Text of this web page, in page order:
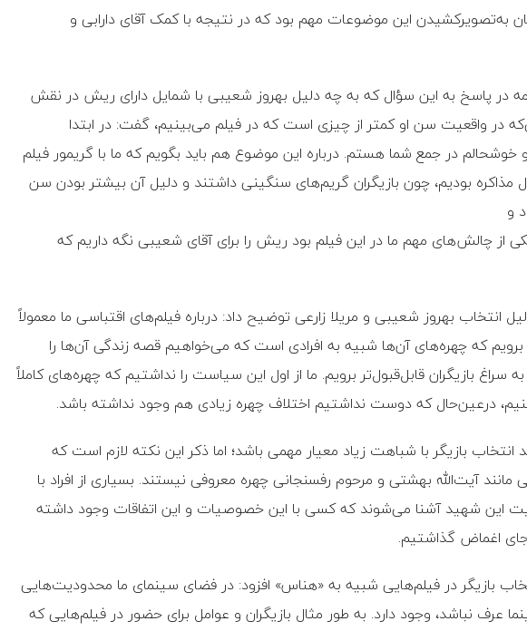
به‌تصویرکشیدن این موضوعات مهم بود که در نتیجه با کمک آقای دارابی و
در پاسخ به این سؤال که به چه دلیل بهروز شعیبی با شمایل دارای ریش در نقش
در واقعیت سن او کمتر از چیزی است که در فیلم می‌بینیم، گفت: در ابتدا
در جمع شما هستم. درباره این موضوع هم باید بگویم که ما با گریمور فیلم
بودیم، چون بازیگران گریم‌های سنگینی داشتند و دلیل آن بیشتر بودن سن
و
از چالش‌های مهم ما در این فیلم بود ریش را برای آقای شعیبی نگه داریم که
انتخاب بهروز شعیبی و مریلا زارعی توضیح داد: درباره فیلم‌های اقتباسی ما معمولاً
برویم که چهره‌های آن‌ها شبیه به افرادی است که می‌خواهیم قصه زندگی آن‌ها را
بازیگران قابل‌قبول‌تر برویم. ما از اول این سیاست را نداشتیم که چهره‌های کاملاً
درعین‌حال که دوست نداشتیم اختلاف چهره زیادی هم وجود نداشته باشد.
انتخاب بازیگر با شباهت زیاد معیار مهمی باشد؛ اما ذکر این نکته لازم است که
آیت‌الله بهشتی و مرحوم رفسنجانی چهره معروفی نیستند. بسیاری از افراد با
این شهید آشنا می‌شوند که کسی با این خصوصیات و این اتفاقات وجود داشته
اغماض گذاشتیم.
بازیگر در فیلم‌هایی شبیه به «هناس» افزود: در فضای سینمای ما محدودیت‌هایی
عرف نباشد، وجود دارد. به طور مثال بازیگران و عوامل برای حضور در فیلم‌هایی که